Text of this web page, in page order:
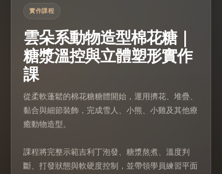
實作課程
雲朵系動物造型棉花糖｜
糖漿溫控與立體塑形實作
課
從柔軟蓬鬆的棉花糖糖體開始，運用擠花、堆疊、
黏合與細節裝飾，完成雪人、小熊、小雞及其他療
癒動物造型。
課程將完整示範吉利丁泡發、糖漿熬煮、溫度判
斷、打發狀態與軟硬度控制，並帶領學員練習平面